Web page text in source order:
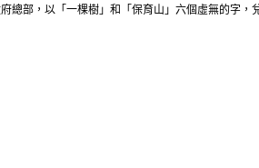
總部，以「一棵樹」和「保育山」六個虛無的字